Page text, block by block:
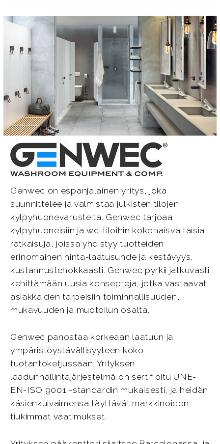
Genwec on espanjalainen yritys, joka
suunnittelee ja valmistaa julkisten tilojen
kylpyhuonevarusteita. Genwec tarjoaa
kylpyhuoneisiin ja wc-tiloihin kokonaisvaltaisia
ratkaisuja, joissa yhdistyy tuotteiden
erinomainen hinta-laatusuhde ja kestävyys,
kustannustehokkaasti. Genwec pyrkii jatkuvasti
kehittämään uusia konsepteja, jotka vastaavat
asiakkaiden tarpeisiin toiminnallisuuden,
mukavuuden ja muotoilun osalta.
Genwec panostaa korkeaan laatuun ja
ympäristöystävällisyyteen koko
tuotantoketjussaan. Yrityksen
laadunhallintajärjestelmä on sertifioitu UNE-
EN-ISO 9001 -standardin mukaisesti, ja heidän
käsienkuivaimensa täyttävät markkinoiden
tiukimmat vaatimukset.